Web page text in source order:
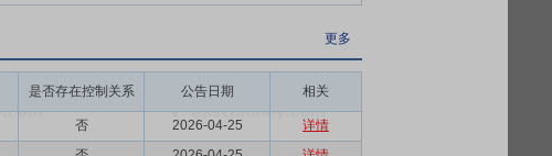
更多
是否存在控制关系 公告日期 相关
否 2026-04-25
详情